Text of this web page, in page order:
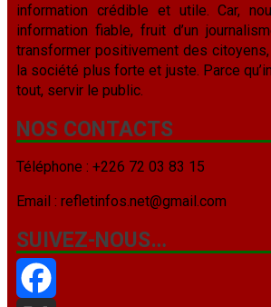
information crédible et utile. Car,
information fiable, fruit d’un
transformer positivement des
la société plus forte et juste. Parce
tout, servir le public.
NOS CONTACTS
Téléphone : +226 72 03 83 15
Email : refletinfos.net@gmail.com
SUIVEZ-NOUS…